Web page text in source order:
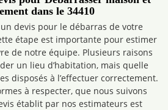
dans le 34410
devis pour le débarras de votre
étape est importante pour estimer
de notre équipe. Plusieurs raisons
un lieu d’habitation, mais quelle
disposés à l’effectuer correctement.
à respecter, que nous suivons
établit par nos estimateurs est